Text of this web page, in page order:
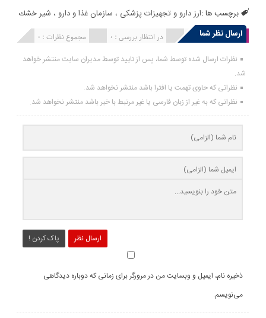
برچسب ها :ارز دارو و تجهیزات پزشکی ، سازمان غذا و دارو ، شير خشك
ارسال نظر شما
مجموع نظرات : 0 در انتظار بررسی : 0 انتشار یافته : 0
نظرات ارسال شده توسط شما، پس از تایید توسط مدیران سایت منتشر خواهد
شد.
نظراتی که حاوی تهمت یا افترا باشد منتشر نخواهد شد.
نظراتی که به غیر از زبان فارسی یا غیر مرتبط با خبر باشد منتشر نخواهد شد.
ارسال نظر پاک کردن !
ذخیره نام، ایمیل و وبسایت من در مرورگر برای زمانی که دوباره دیدگاهی
می‌نویسم.